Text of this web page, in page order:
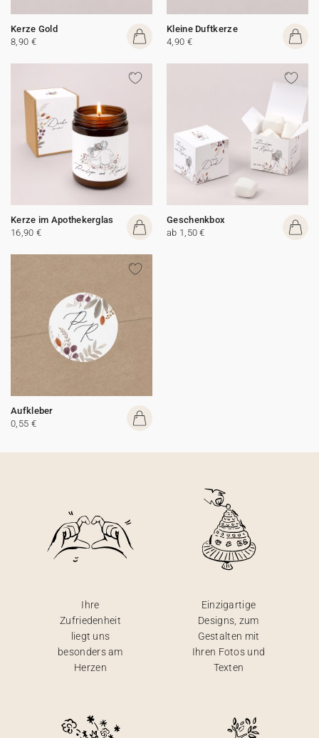
Kerze Gold
8,90 €
Kleine Duftkerze
4,90 €
Kerze im Apothekerglas
16,90 €
Geschenkbox
ab 1,50 €
Aufkleber
0,55 €
Ihre
Zufriedenheit
liegt uns
besonders am
Herzen
Einzigartige
Designs, zum
Gestalten mit
Ihren Fotos und
Texten